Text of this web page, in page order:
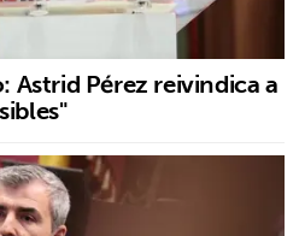
Astrid Pérez reivindica a